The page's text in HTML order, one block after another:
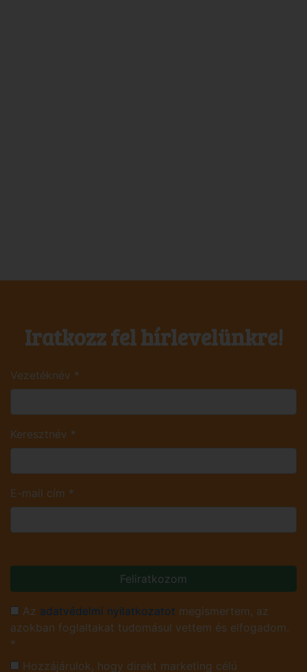
Iratkozz fel hírlevelünkre!
Vezetéknév *
Keresztnév *
E-mail cím *
Feliratkozom
Az adatvédelmi nyilatkozatot megismertem, az
azokban foglaltakat tudomásul vettem és elfogadom.
*
Hozzájárulok, hogy direkt marketing célú